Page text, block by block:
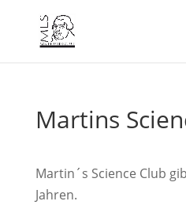
Martins
Martin´s Science Club
Jahren.